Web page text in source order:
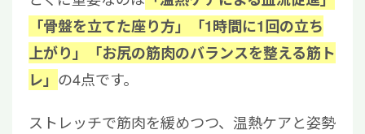
「骨盤を立てた座り方」「1時間に1回の立ち
上がり」「お尻の筋肉のバランスを整える筋ト
レ」 の4点です。
ストレッチで筋肉を緩めつつ、温熱ケアと姿勢